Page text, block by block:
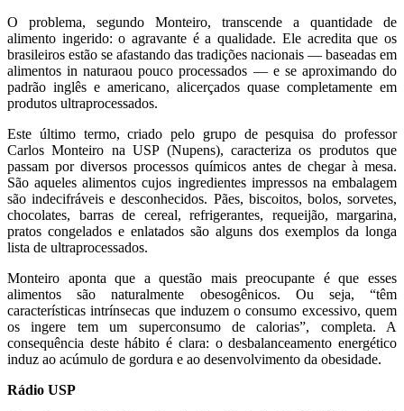
O problema, segundo Monteiro, transcende a quantidade de
alimento ingerido: o agravante é a qualidade. Ele acredita que os
brasileiros estão se afastando das tradições nacionais — baseadas em
alimentos in naturaou pouco processados — e se aproximando do
padrão inglês e americano, alicerçados quase completamente em
produtos ultraprocessados.
Este último termo, criado pelo grupo de pesquisa do professor
Carlos Monteiro na USP (Nupens), caracteriza os produtos que
passam por diversos processos químicos antes de chegar à mesa.
São aqueles alimentos cujos ingredientes impressos na embalagem
são indecifráveis e desconhecidos. Pães, biscoitos, bolos, sorvetes,
chocolates, barras de cereal, refrigerantes, requeijão, margarina,
pratos congelados e enlatados são alguns dos exemplos da longa
lista de ultraprocessados.
Monteiro aponta que a questão mais preocupante é que esses
alimentos são naturalmente obesogênicos. Ou seja, “têm
características intrínsecas que induzem o consumo excessivo, quem
os ingere tem um superconsumo de calorias”, completa. A
consequência deste hábito é clara: o desbalanceamento energético
induz ao acúmulo de gordura e ao desenvolvimento da obesidade.
Rádio USP